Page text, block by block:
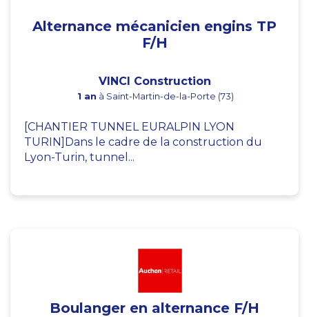
Alternance mécanicien engins TP
F/H
VINCI Construction
1 an à Saint-Martin-de-la-Porte (73)
[CHANTIER TUNNEL EURALPIN LYON
TURIN]Dans le cadre de la construction du
Lyon-Turin, tunnel...
Boulanger en alternance F/H